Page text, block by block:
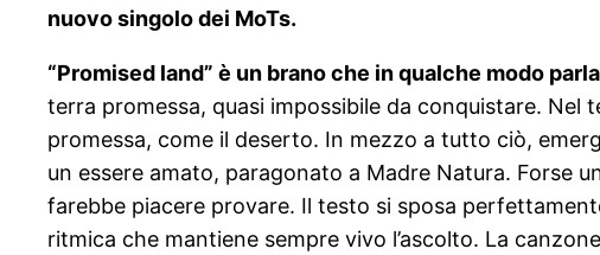
nuovo singolo dei MoTs.
“Promised land” è un brano che in qualche modo
terra promessa, quasi impossibile da conquistare.
promessa, come il deserto. In mezzo a tutto ciò,
un essere amato, paragonato a Madre Natura. Forse
farebbe piacere provare. Il testo si sposa
ritmica che mantiene sempre vivo l’ascolto. La